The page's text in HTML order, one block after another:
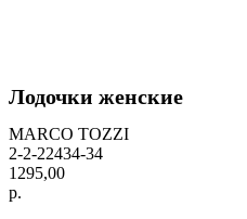
Лодочки женские
MARCO TOZZI
2-2-22434-34
1295,00
р.